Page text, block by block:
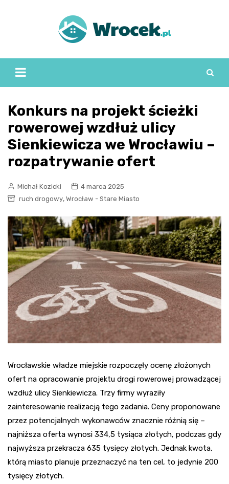
Konkurs na projekt ścieżki
rowerowej wzdłuż ulicy
Sienkiewicza we Wrocławiu –
rozpatrywanie ofert
Michał Kozicki
4 marca 2025
ruch drogowy, Wrocław - Stare Miasto
Wrocławskie władze miejskie rozpoczęły ocenę złożonych
ofert na opracowanie projektu drogi rowerowej prowadzącej
wzdłuż ulicy Sienkiewicza. Trzy firmy wyraziły
zainteresowanie realizacją tego zadania. Ceny proponowane
przez potencjalnych wykonawców znacznie różnią się –
najniższa oferta wynosi 334,5 tysiąca złotych, podczas gdy
najwyższa przekracza 635 tysięcy złotych. Jednak kwota,
którą miasto planuje przeznaczyć na ten cel, to jedynie 200
tysięcy złotych.